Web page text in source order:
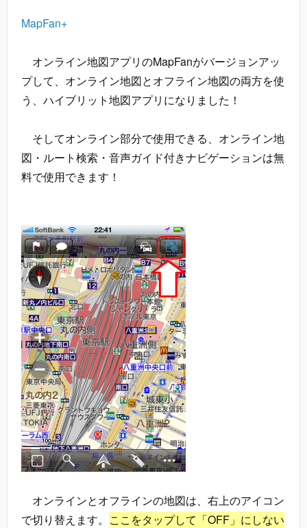
MapFan+
オンライン地図アプリのMapFanがバージョンアッ
プして、オンライン地図とオフライン地図の両方を使
う、ハイブリット地図アプリになりました！
そしてオンライン部分で使用できる、オンライン地
図・ルート検索・音声ガイド付きナビゲーションは無
料で使用できます！
オンラインとオフラインの地図は、右上のアイコン
で切り替えます。 ここをタップして「OFF」にしない